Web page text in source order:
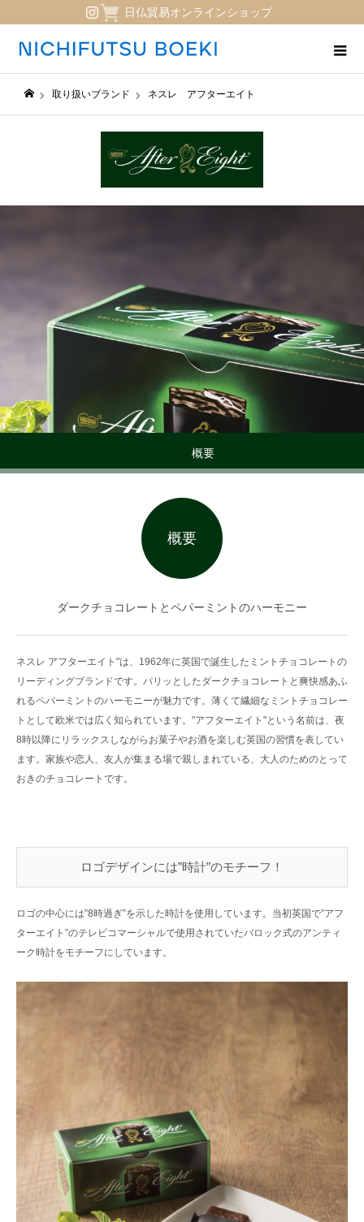
日仏貿易オンラインショップ
取り扱いブランド ネスレ アフターエイト
概要
概要
ダークチョコレートとペパーミントのハーモニー
ネスレ アフターエイト"は、1962年に英国で誕生したミントチョコレートの
リーディングブランドです。パリッとしたダークチョコレートと爽快感あふ
れるペパーミントのハーモニーが魅力です。薄くて繊細なミントチョコレー
トとして欧米では広く知られています。"アフターエイト"という名前は、夜
8時以降にリラックスしながらお菓子やお酒を楽しむ英国の習慣を表してい
ます。家族や恋人、友人が集まる場で親しまれている、大人のためのとって
おきのチョコレートです。
ロゴデザインには”時計”のモチーフ！
ロゴの中心には”8時過ぎ”を示した時計を使用しています。当初英国で”アフ
ターエイト”のテレビコマーシャルで使用されていたバロック式のアンティ
ーク時計をモチーフにしています。